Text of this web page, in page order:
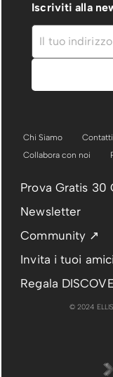
Iscriviti alla
Chi Siamo Contatti
Collabora con noi
Prova Gratis 30
Newsletter
Community ↗
Invita i tuoi
Regala
© 2024